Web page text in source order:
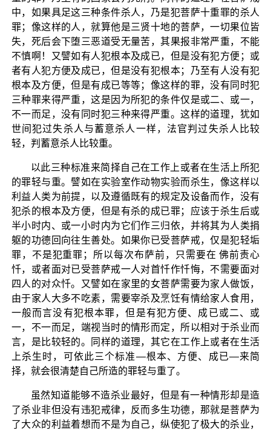
中，如果具足这三种条件杀人，乃是犯菩萨十重罪的杀人
罪；像这样的人，就算他是三贤十地的菩萨，一切果位皆
失，死后会下堕三恶道受无量苦，其果报非常严重，不能
不慎啊！又譬如有人犯根本及成已，但是没有犯方便；或
者有人犯方便及成已，但是没有犯根本；乃至有人没有犯
根本及方便，但是有成已等等；像这样的罪，没有同时犯
三种罪来得严重，这是因为所犯的条件仅是或二、或一，
不一而足，没有同时犯三种来得严重。这样的道理，犹如
世间犯过失杀人与蓄意杀人一样，法官判过失杀人比较
轻，判蓄意杀人比较重。
以此三种标准来简择自己在工作上或者在生活上所犯
的罪轻与重。譬如在实验室作动物实验而杀生，像这样以
利益人类为前提，以及遵循既有的规定及设备而作，没有
犯杀的根本及方便，但是有杀的成已罪；应该于杀生后或
半小时内、或一小时内为它们作三归依，并将其为人类捐
躯的功德回向往生善处。如果你已受菩萨戒，仅是犯轻垢
罪，不是犯重罪；所以每次布萨前，只需要在 佛前责心
忏，或者面对已受菩萨戒一人对首忏作忏悔，不需要面对
四人的对众忏。又譬如在家里的女菩萨需要为家人做饭，
由于家人大多不吃素，需要宰杀及烹饪有情给家人食用，
一般而言没有犯根本罪，但是有犯方便、成已或二、或
一，不一而足，端视当时的情形而定，所以相对于杀业而
言，是比较轻的。同样的道理，其它在工作上或者在生活
上杀生时，可依此三个标准—根本、方便、成已—来简
择，就会很清楚自己所造的罪轻与重了。
虽然知道能够不造杀业最好，但是有一种情形却是造
了杀业非但没有违犯戒律，反而多生功德，那就是菩萨为
了大众的利益着想而不是为自己，纵使犯了极大的杀业，